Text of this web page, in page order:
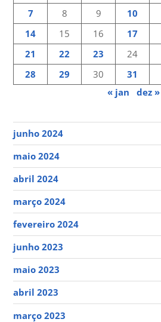
7 8 9 10
14
15 16 17
21
22 23 24
28
29 30
31
« jan
dez »
junho 2024
maio 2024
abril 2024
março 2024
fevereiro 2024
junho 2023
maio 2023
abril 2023
março 2023